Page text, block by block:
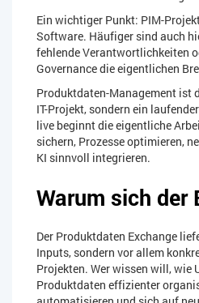
Ein wichtiger Punkt: PIM-
Software. Häufiger sind auch
fehlende Verantwortlichkeiten
Governance die eigentlichen
Produktdaten-Management ist
IT-Projekt, sondern ein
live beginnt die eigentliche
sichern, Prozesse optimieren,
KI sinnvoll integrieren.
Warum sich der
Der Produktdaten Exchange
Inputs, sondern vor allem
Projekten. Wer wissen will, wie
Produktdaten effizienter